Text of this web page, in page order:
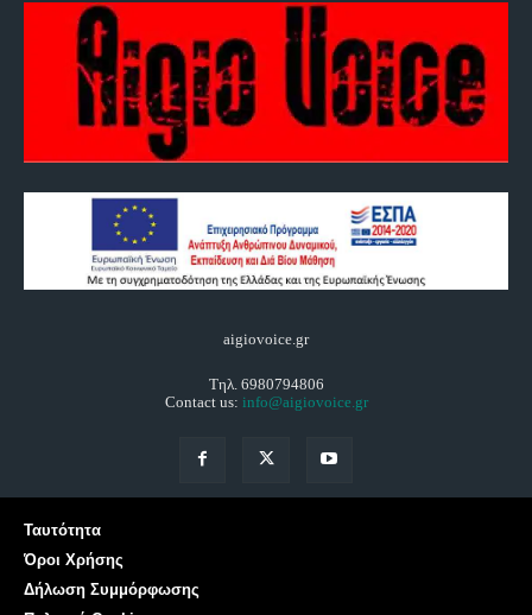
aigiovoice.gr
Τηλ. 6980794806
Contact us: info@aigiovoice.gr
Ταυτότητα
Όροι Χρήσης
Δήλωση Συμμόρφωσης